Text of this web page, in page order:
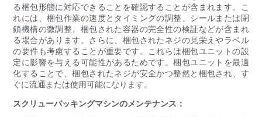
る梱包形態に対応できることを確認することが含まれます。こ
れには、梱包作業の速度とタイミングの調整、シールまたは閉
鎖機構の微調整、梱包された容器の完全性の検証などが含まれ
る場合があります。さらに、梱包されたネジの見栄えやラベル
の要件も考慮することが重要です。これらは梱包ユニットの設
定に影響を与える可能性があるためです。梱包ユニットを最適
化することで、梱包されたネジが安全かつ整然と梱包され、す
ぐに流通または使用可能になります。
スクリューパッキングマシンのメンテナンス：